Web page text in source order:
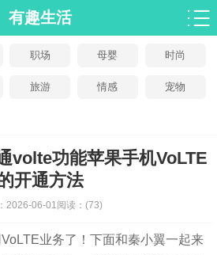
有趣生活
职场 母婴 时尚
旅游 情感 宠物
volte功能苹果手机VoLTE
开通方法
2026-06-01阅读： (73)
业务了！下面和秦小翼一起来